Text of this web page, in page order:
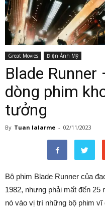
Great Movies Điện Ảnh Mỹ
Blade
dòng phim
tưởng
By Tuan lalarme - 02/11/2023
Bộ phim Blade Runner của
1982, nhưng phải mất đến 25
nó vào vị trí những bộ phim